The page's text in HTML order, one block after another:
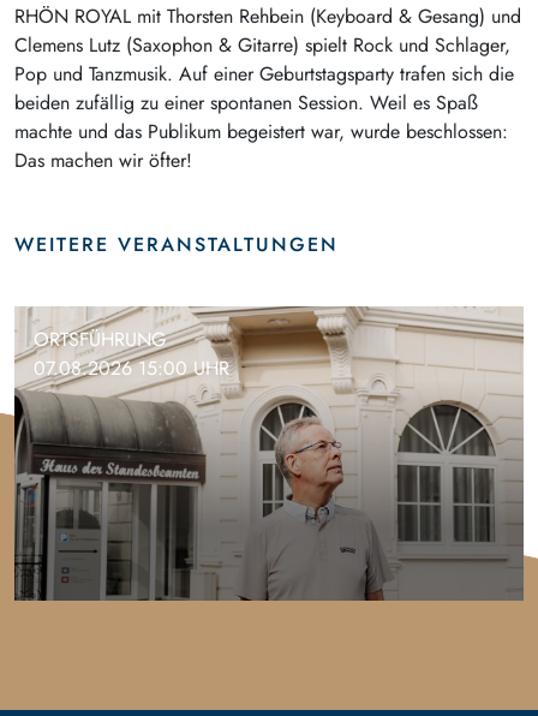
RHÖN ROYAL mit Thorsten Rehbein (Keyboard & Gesang) und
Clemens Lutz (Saxophon & Gitarre) spielt Rock und Schlager,
Pop und Tanzmusik. Auf einer Geburtstagsparty trafen sich die
beiden zufällig zu einer spontanen Session. Weil es Spaß
machte und das Publikum begeistert war, wurde beschlossen:
Das machen wir öfter!
WEITERE VERANSTALTUNGEN
ORTSFÜHRUNG
07.08.2026 15:00 UHR